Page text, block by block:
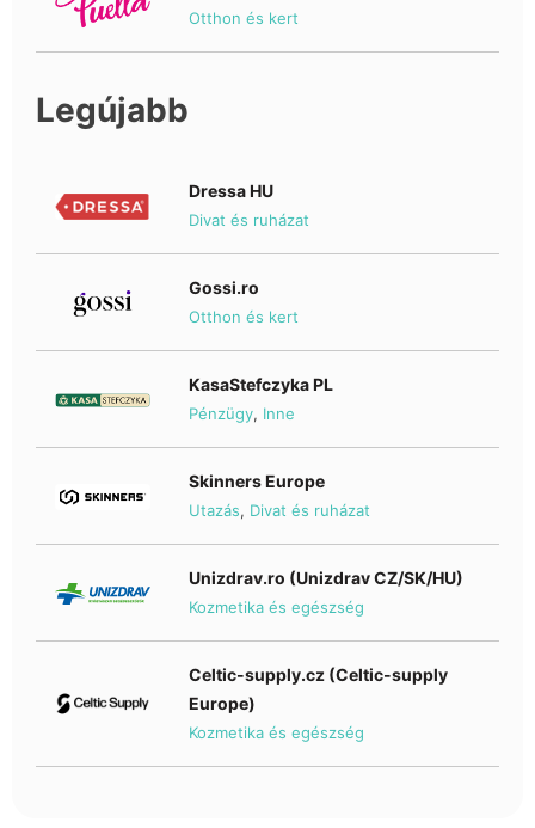
Otthon és kert
Legújabb
Dressa HU
Divat és ruházat
Gossi.ro
Otthon és kert
KasaStefczyka PL
Pénzügy, Inne
Skinners Europe
Utazás, Divat és ruházat
Unizdrav.ro (Unizdrav CZ/SK/HU)
Kozmetika és egészség
Celtic-supply.cz (Celtic-supply
Europe)
Kozmetika és egészség